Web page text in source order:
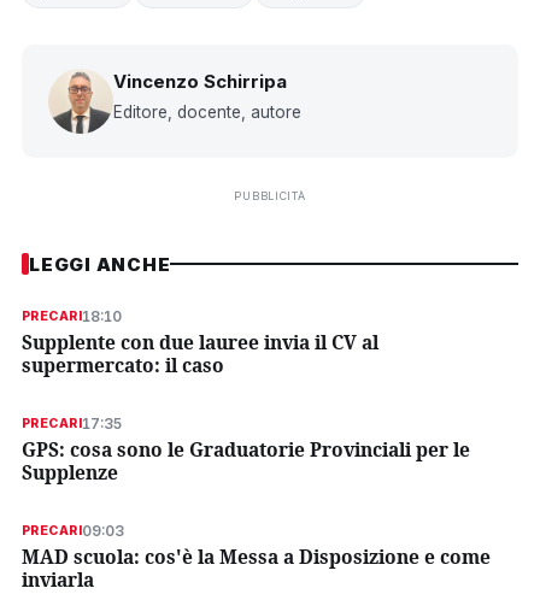
Vincenzo Schirripa
Editore, docente, autore
PUBBLICITÀ
LEGGI ANCHE
PRECARI18:10
Supplente con due lauree invia il CV al
supermercato: il caso
PRECARI17:35
GPS: cosa sono le Graduatorie Provinciali per le
Supplenze
PRECARI09:03
MAD scuola: cos'è la Messa a Disposizione e come
inviarla